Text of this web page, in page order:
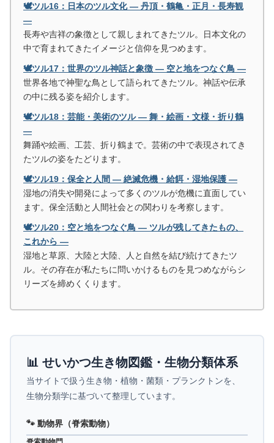
🕊️ツル16：日本のツル文化 ― 丹頂・鶴亀・正月・長寿観
―
長寿や吉祥の象徴として親しまれてきたツル。日本文化の
中で育まれてきたイメージと信仰を見つめます。
🕊️ツル17：世界のツル神話と象徴 ― 空と地をつなぐ鳥 ―
世界各地で神聖な鳥として語られてきたツル。神話や伝承
の中に残る姿を紹介します。
🕊️ツル18：芸能・美術のツル ― 舞・絵画・文様・折り鶴
―
舞踊や絵画、工芸、折り鶴まで。芸術の中で表現されてき
たツルの姿をたどります。
🕊️ツル19：保全と人間 ― 絶滅危機・給餌・湿地保護 ―
湿地の消失や開発によって多くのツルが危機に直面してい
ます。保全活動と人間社会との関わりを考察します。
🕊️ツル20：空と地をつなぐ鳥 ― ツルが残してきたもの、
これから ―
湿地と草原、大陸と大陸、人と自然を結び続けてきたツ
ル。その存在が私たちに問いかけるものを見つめながらシ
リーズを締めくくります。
📊 せいかつ生き物図鑑・生物分類体系
当サイトで扱う生き物・植物・菌類・プランクトンを、
生物分類学に基づいて整理しています。
🐾 動物界（脊索動物）